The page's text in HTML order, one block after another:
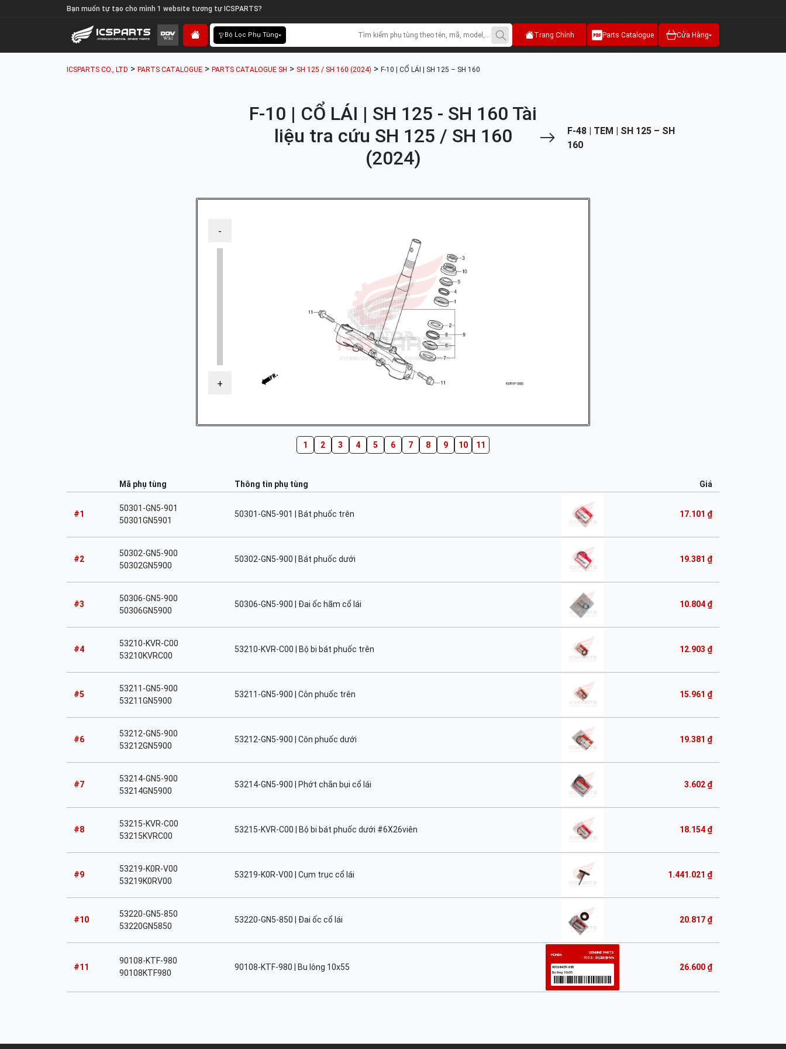
Bạn muốn tự tạo cho mình 1 website tương tự ICSPARTS?
Bộ Lọc Phụ Tùng Trang Chính Parts Catalogue Cửa Hàng
ICSPARTS CO., LTD > PARTS CATALOGUE > PARTS CATALOGUE SH > SH 125 / SH 160 (2024) > F-10 | CỔ LÁI | SH 125 – SH 160
F-10 | CỔ LÁI | SH 125 - SH 160 Tài
liệu tra cứu SH 125 / SH 160
(2024)
F-48 | TEM | SH 125 – SH
160
-
+
1 2 3 4 5 6 7 8 9 10 11
Mã phụ tùng Thông tin phụ tùng Giá
#1
50301-GN5-901
50301GN5901
50301-GN5-901 | Bát phuốc trên 17.101 ₫
#2
50302-GN5-900
50302GN5900
50302-GN5-900 | Bát phuốc dưới 19.381 ₫
#3
50306-GN5-900
50306GN5900
50306-GN5-900 | Đai ốc hãm cổ lái 10.804 ₫
#4
53210-KVR-C00
53210KVRC00
53210-KVR-C00 | Bộ bi bát phuốc trên 12.903 ₫
#5
53211-GN5-900
53211GN5900
53211-GN5-900 | Côn phuốc trên 15.961 ₫
#6
53212-GN5-900
53212GN5900
53212-GN5-900 | Côn phuốc dưới 19.381 ₫
#7
53214-GN5-900
53214GN5900
53214-GN5-900 | Phớt chắn bụi cổ lái 3.602 ₫
#8
53215-KVR-C00
53215KVRC00
53215-KVR-C00 | Bộ bi bát phuốc dưới #6X26viên 18.154 ₫
#9
53219-K0R-V00
53219K0RV00
53219-K0R-V00 | Cụm trục cổ lái 1.441.021 ₫
#10
53220-GN5-850
53220GN5850
53220-GN5-850 | Đai ốc cổ lái 20.817 ₫
#11
90108-KTF-980
90108KTF980
90108-KTF-980 | Bu lông 10x55 26.600 ₫